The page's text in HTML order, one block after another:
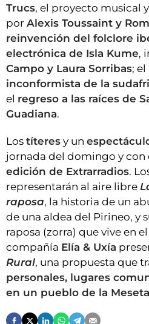
Trucs, el proyecto musical
por Alexis Toussaint y
reinvención del folclore
electrónica de Isla Kume,
Campo y Laura Sorribas; el
inconformista de la
el regreso a las raíces de
Guadiana.
Los títeres y un
jornada del domingo y con
edición de Extrarradios.
representarán al aire libre
raposa, la historia de un
de una aldea del Pirineo, y
raposa (zorra) que vive en
compañía Elía & Uxía
Rural, una propuesta que
personales, lugares
en un pueblo de la